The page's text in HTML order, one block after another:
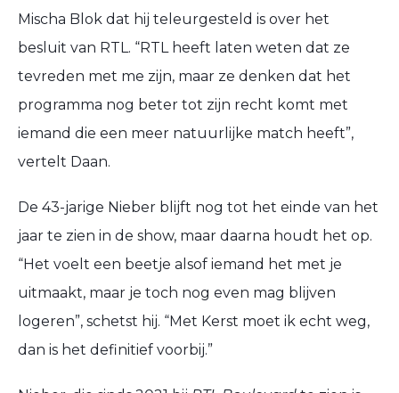
Mischa Blok dat hij teleurgesteld is over het
besluit van RTL. “RTL heeft laten weten dat ze
tevreden met me zijn, maar ze denken dat het
programma nog beter tot zijn recht komt met
iemand die een meer natuurlijke match heeft”,
vertelt Daan.
De 43-jarige Nieber blijft nog tot het einde van het
jaar te zien in de show, maar daarna houdt het op.
“Het voelt een beetje alsof iemand het met je
uitmaakt, maar je toch nog even mag blijven
logeren”, schetst hij. “Met Kerst moet ik echt weg,
dan is het definitief voorbij.”